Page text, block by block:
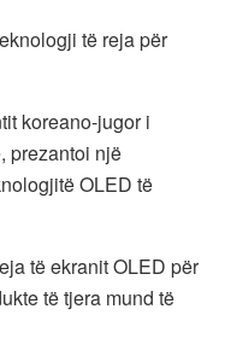
të reja për
koreano-jugor i
prezantoi një
OLED të
të ekranit OLED për
të tjera mund të